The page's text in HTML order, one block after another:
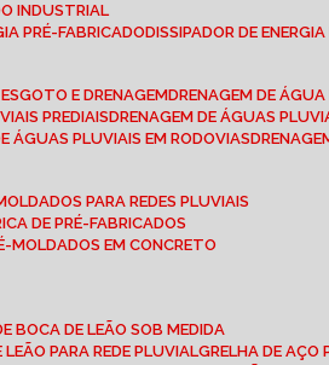
INDUSTRIAL
PRÉ-FABRICADO DISSIPADOR DE
E DRENAGEM DRENAGEM DE
PREDIAIS DRENAGEM DE ÁGUAS
ÁGUAS PLUVIAIS EM RODOVIAS
PARA REDES PLUVIAIS
DE PRÉ-FABRICADOS
MOLDADOS EM CONCRETO
BOCA DE LEÃO SOB MEDIDA
LEÃO PARA REDE PLUVIAL
GRELHA DE